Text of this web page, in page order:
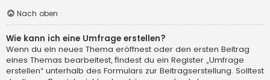
Nach oben
Wie kann ich eine Umfrage erstellen?
Wenn du ein neues Thema eröffnest oder den ersten Beitrag
eines Themas bearbeitest, findest du ein Register „Umfrage
erstellen“ unterhalb des Formulars zur Beitragserstellung. Solltest